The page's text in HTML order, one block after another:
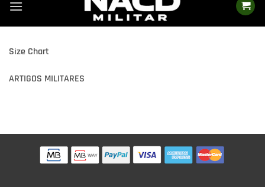
content
Size Chart
ARTIGOS MILITARES